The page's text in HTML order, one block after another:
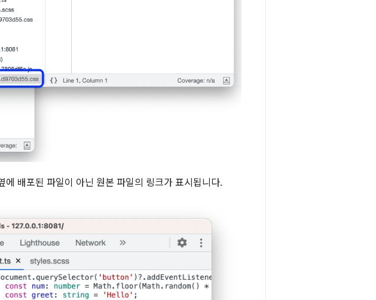
에 배포된 파일이 아닌 원본 파일의 링크가 표시됩니다.